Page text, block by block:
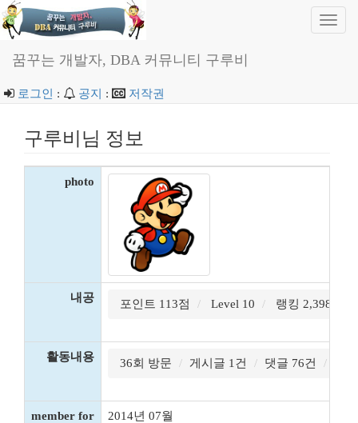
꿈꾸는 개발자, DBA 커뮤니티 구루비
로그인 : 공지 : 저작권
구루비님 정보
photo
내공 포인트 113점 Level 10 랭킹 2,398위
활동내용 36회 방문 게시글 1건 댓글 76건
member for 2014년 07월